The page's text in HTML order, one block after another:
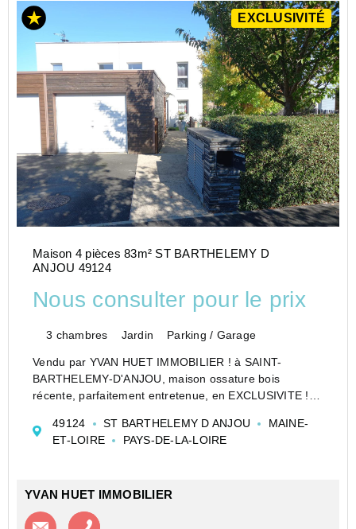
EXCLUSIVITÉ
Maison 4 pièces 83m² ST BARTHELEMY D
ANJOU 49124
Nous consulter pour le prix
3 chambres Jardin Parking / Garage
Vendu par YVAN HUET IMMOBILIER ! à SAINT-
BARTHELEMY-D'ANJOU, maison ossature bois
récente, parfaitement entretenue, en EXCLUSIVITE !
d'environ 36 m2 avec cuisine aménagée donnant sur
terrasse ...
49124 ST BARTHELEMY D ANJOU
MAINE-
ET-LOIRE
PAYS-DE-LA-LOIRE
YVAN HUET IMMOBILIER
Contacter l'agence